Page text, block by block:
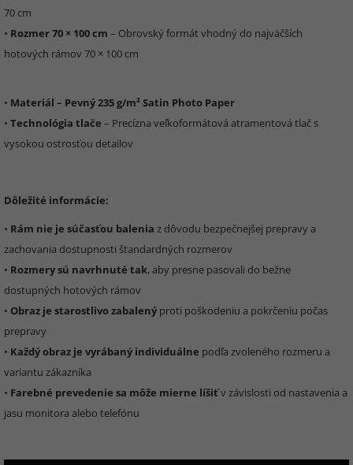
70 cm
• Rozmer 70 × 100 cm – Obrovský formát vhodný do najväčších
hotových rámov 70 × 100 cm
• Materiál – Pevný 235 g/m² Satin Photo Paper
• Technológia tlače – Precízna veľkoformátová atramentová tlač s
vysokou ostrosťou detailov
Dôležité informácie:
• Rám nie je súčasťou balenia z dôvodu bezpečnejšej prepravy a
zachovania dostupnosti štandardných rozmerov
• Rozmery sú navrhnuté tak, aby presne pasovali do bežne
dostupných hotových rámov
• Obraz je starostlivo zabalený proti poškodeniu a pokrčeniu počas
prepravy
• Každý obraz je vyrábaný individuálne podľa zvoleného rozmeru a
variantu zákazníka
• Farebné prevedenie sa môže mierne líšiťv závislosti od nastavenia a
jasu monitora alebo telefónu